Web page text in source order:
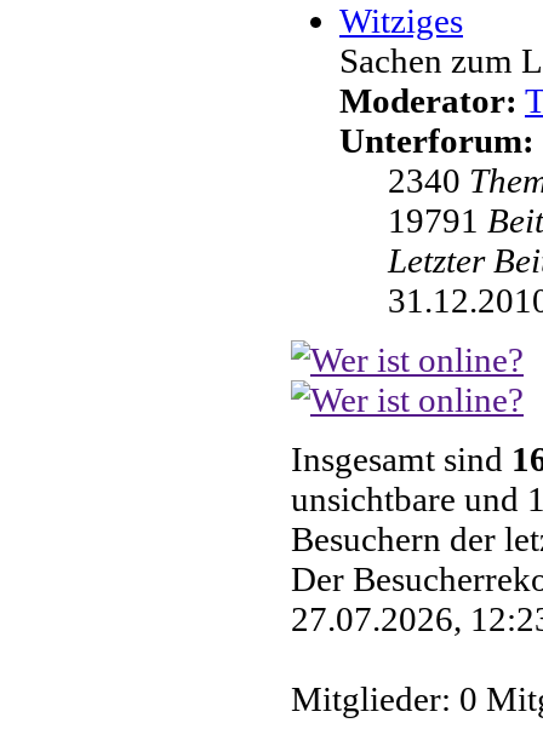
Witziges
Sachen zum
Moderator:
Unterforum:
2340
19791
Letzter
Insgesamt sind
unsichtbare und
Besuchern der
Der
27.07.2026,
Mitglieder: 0